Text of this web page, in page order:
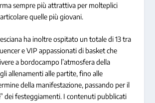
sempre più attrattiva per molteplici
quelle più giovani.
ha inoltre ospitato un totale di 13 tra
e VIP appassionati di basket che
a bordocampo l’atmosfera della
allenamenti alle partite, fino alle
della manifestazione, passando per il
dei festeggiamenti. I contenuti pubblicati